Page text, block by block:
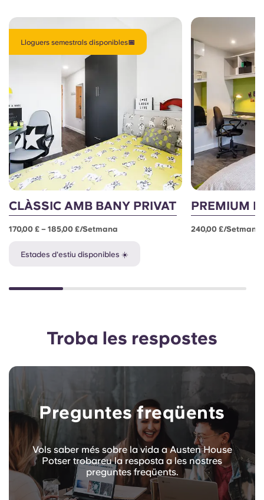
Lloguers semestrals disponibles📅
CLÀSSIC AMB BANY PRIVAT
170,00 £ – 185,00 £/setmana
Estades d'estiu disponibles ☀️
PREMIUM
240,00 £/setmana
Troba les respostes
Preguntes freqüents
Vols saber més sobre la vida a Austen House
Potser trobareu la resposta a les nostres
preguntes freqüents.